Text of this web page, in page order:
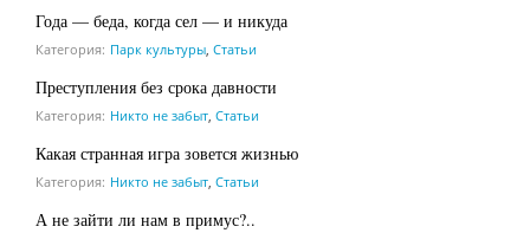
Года — беда, когда сел — и никуда
Категория: Парк культуры, Статьи
Преступления без срока давности
Категория: Никто не забыт, Статьи
Какая странная игра зовется жизнью
Категория: Никто не забыт, Статьи
А не зайти ли нам в примус?..